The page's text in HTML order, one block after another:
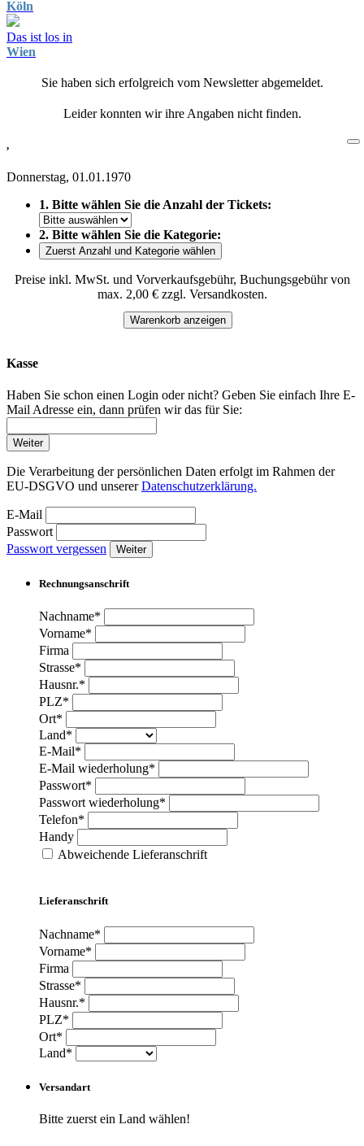
Köln
Das ist los in
Wien
Sie haben sich erfolgreich vom Newsletter abgemeldet.
Leider konnten wir ihre Angaben nicht finden.
,
Donnerstag, 01.01.1970
1. Bitte wählen Sie die Anzahl der Tickets:
2. Bitte wählen Sie die Kategorie:
Zuerst Anzahl und Kategorie wählen
Preise inkl. MwSt. und Vorverkaufsgebühr, Buchungsgebühr von
max. 2,00 € zzgl. Versandkosten.
Warenkorb anzeigen
Kasse
Haben Sie schon einen Login oder nicht? Geben Sie einfach Ihre E-
Mail Adresse ein, dann prüfen wir das für Sie:
Weiter
Die Verarbeitung der persönlichen Daten erfolgt im Rahmen der
EU-DSGVO und unsererDatenschutzerklärung.
E-Mail
Passwort
Passwort vergessen
Weiter
Rechnungsanschrift
Nachname*
Vorname*
Firma
Strasse*
Hausnr.*
PLZ*
Ort*
Land*
E-Mail*
E-Mail wiederholung*
Passwort*
Passwort wiederholung*
Telefon*
Handy
Abweichende Lieferanschrift
Lieferanschrift
Nachname*
Vorname*
Firma
Strasse*
Hausnr.*
PLZ*
Ort*
Land*
Versandart
Bitte zuerst ein Land wählen!